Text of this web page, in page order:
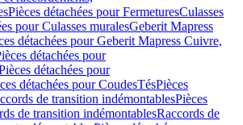
Pièces détachées pour FermeturesCulasses
pour Culasses muralesGeberit Mapress
détachées pour Geberit Mapress Cuivre,
détachées pour
détachées pour
détachées pour CoudesTésPièces
de transition indémontablesPièces
de transition indémontablesRaccords de